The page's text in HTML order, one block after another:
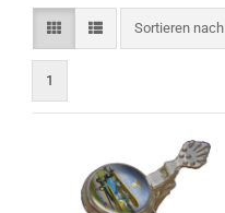
Sortieren nach
Sortieren nach
1